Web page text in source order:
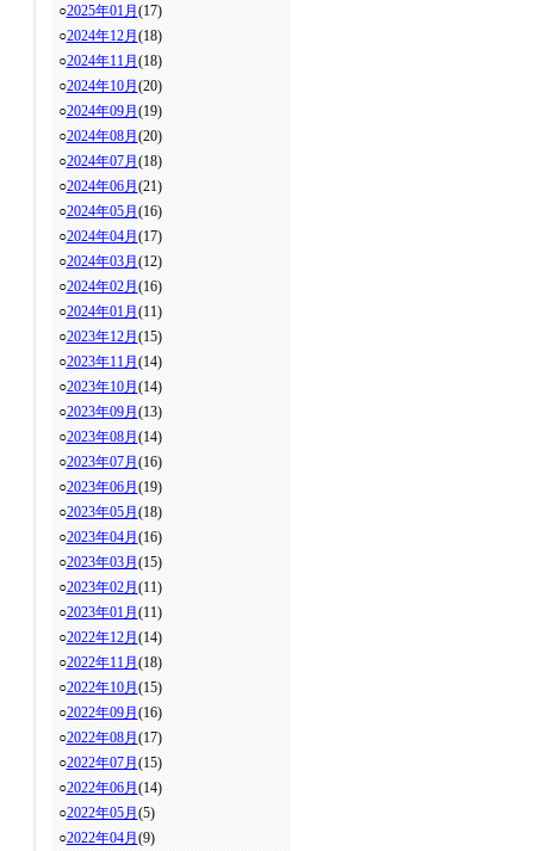
○2025年01月 (17)
○2024年12月 (18)
○2024年11月 (18)
○2024年10月 (20)
○2024年09月 (19)
○2024年08月 (20)
○2024年07月 (18)
○2024年06月 (21)
○2024年05月 (16)
○2024年04月 (17)
○2024年03月 (12)
○2024年02月 (16)
○2024年01月 (11)
○2023年12月 (15)
○2023年11月 (14)
○2023年10月 (14)
○2023年09月 (13)
○2023年08月 (14)
○2023年07月 (16)
○2023年06月 (19)
○2023年05月 (18)
○2023年04月 (16)
○2023年03月 (15)
○2023年02月 (11)
○2023年01月 (11)
○2022年12月 (14)
○2022年11月 (18)
○2022年10月 (15)
○2022年09月 (16)
○2022年08月 (17)
○2022年07月 (15)
○2022年06月 (14)
○2022年05月 (5)
○2022年04月 (9)